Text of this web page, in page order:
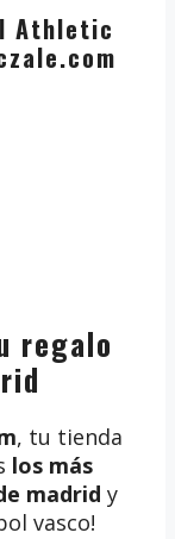
Athletic
regalo
, tu tienda
los más
madrid y
vasco!